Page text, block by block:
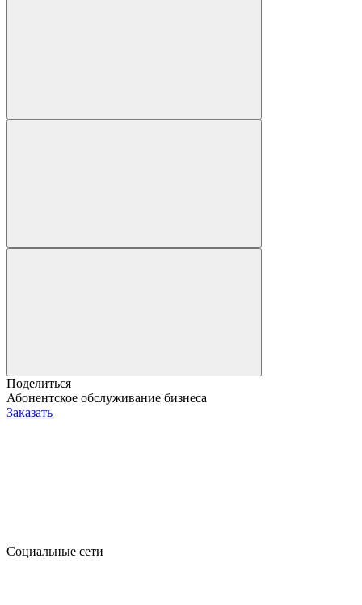
Поделиться
Абонентское обслуживание бизнеса
Заказать
Социальные сети